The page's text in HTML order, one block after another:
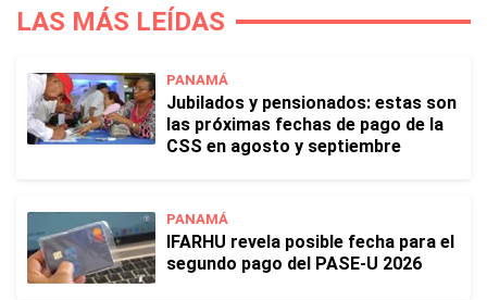
LAS MÁS LEÍDAS
PANAMÁ
Jubilados y pensionados: estas son
las próximas fechas de pago de la
CSS en agosto y septiembre
PANAMÁ
IFARHU revela posible fecha para el
segundo pago del PASE-U 2026